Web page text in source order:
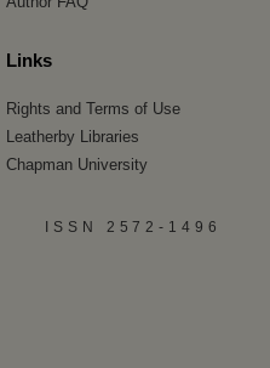
Links
Rights and Terms of Use
Leatherby Libraries
Chapman University
ISSN 2572-1496